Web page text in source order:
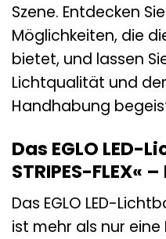
Szene. Entdecken
Möglichkeiten, die
bietet, und lassen
Lichtqualität und
Handhabung
Das EGLO LED-
STRIPES-FLEX«
Das EGLO LED-
ist mehr als nur eine